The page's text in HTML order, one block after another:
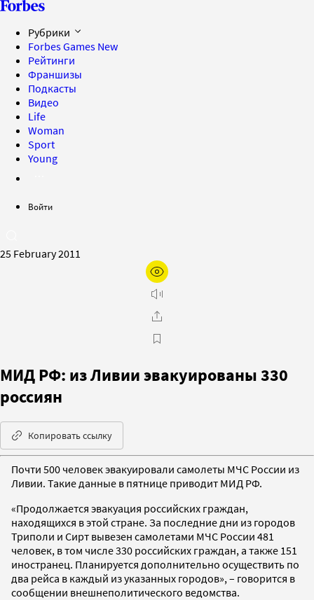
Рубрики
Forbes Games New
Рейтинги
Франшизы
Подкасты
Видео
Life
Woman
Sport
Young
Войти
25 February 2011
МИД РФ: из Ливии эвакуированы 330
россиян
Копировать ссылку
Почти 500 человек эвакуировали самолеты МЧС России из
Ливии. Такие данные в пятнице приводит МИД РФ.
«Продолжается эвакуация российских граждан,
находящихся в этой стране. За последние дни из городов
Триполи и Сирт вывезен самолетами МЧС России 481
человек, в том числе 330 российских граждан, а также 151
иностранец. Планируется дополнительно осуществить по
два рейса в каждый из указанных городов», – говорится в
сообщении внешнеполитического ведомства.